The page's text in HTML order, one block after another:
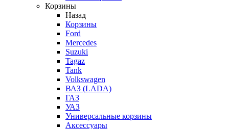
Корзины
Назад
Корзины
Ford
Mercedes
Suzuki
Tagaz
Tank
Volkswagen
ВАЗ (LADA)
ГАЗ
УАЗ
Универсальные корзины
Аксессуары